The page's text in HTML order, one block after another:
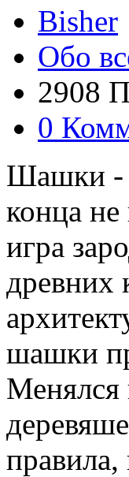
Bisher
Обо
2908
0
Шашки -
конца не
игра
древних
шашки
правила,